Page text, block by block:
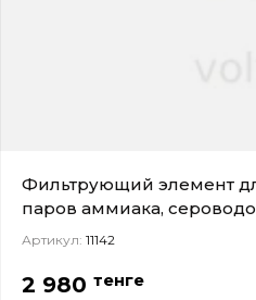
Фильтрующий элемент
паров аммиака,
Артикул: 11142
2 980 тенге